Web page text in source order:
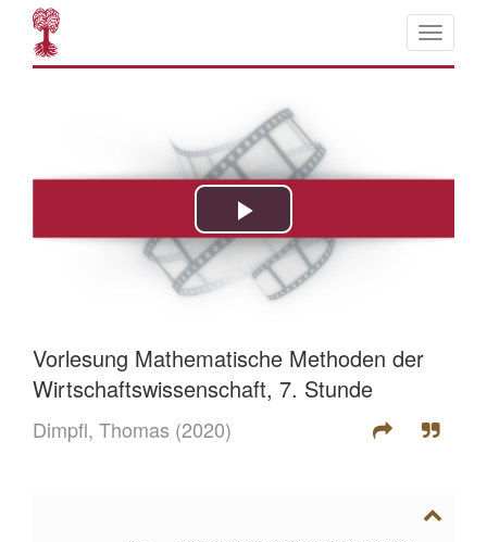
Vorlesung Mathematische Methoden der
Wirtschaftswissenschaft, 7. Stunde
Dimpfl, Thomas (2020)